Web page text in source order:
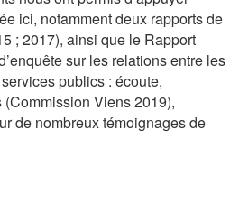
ici, notamment deux rapports de
; 2017), ainsi que le Rapport
sur les relations entre les
publics : écoute,
Viens 2019),
de nombreux témoignages de